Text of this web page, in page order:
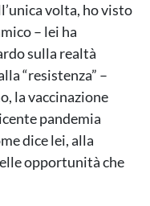
volta, ho visto
– lei ha
sulla realtà
“resistenza” –
la vaccinazione
pandemia
dice lei, alla
opportunità che